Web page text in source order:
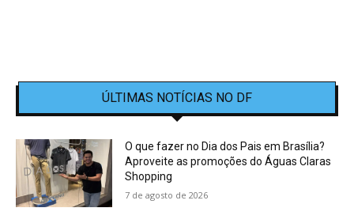
ÚLTIMAS NOTÍCIAS NO DF
O que fazer no Dia dos Pais em Brasília?
Aproveite as promoções do Águas Claras
Shopping
7 de agosto de 2026